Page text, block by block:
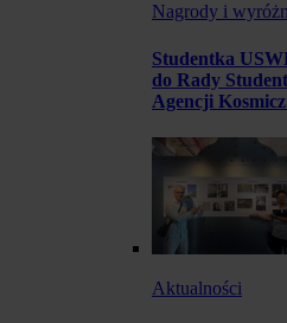
Nagrody i
Studentka
do Rady
Agencji
Aktualności